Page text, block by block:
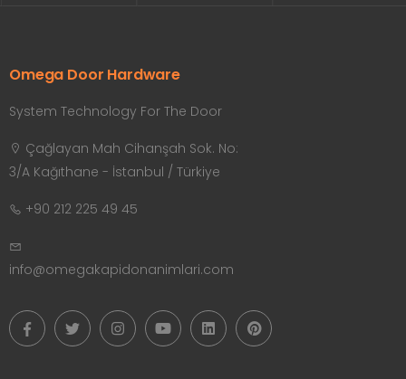
Omega Door Hardware
System Technology For The Door
Çağlayan Mah Cihanşah Sok. No:
3/A Kağıthane - İstanbul / Türkiye
+90 212 225 49 45
info@omegakapidonanimlari.com